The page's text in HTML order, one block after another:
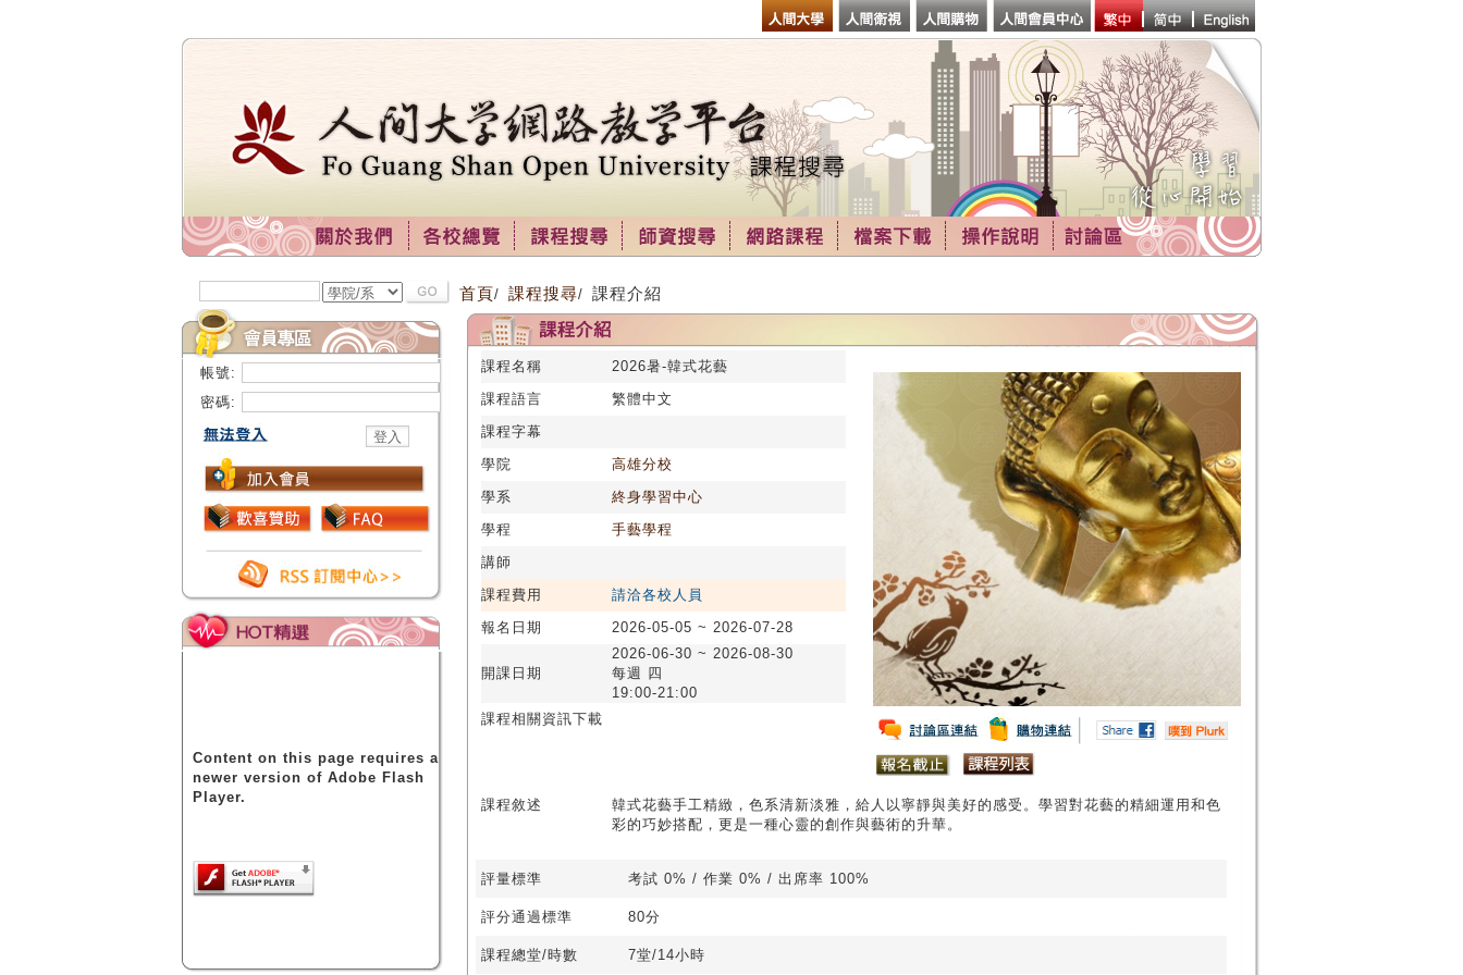
帳號:
密碼:
Content on this page requires a
newer version of Adobe Flash
Player.
首頁/ 課程搜尋/ 課程介紹
課程名稱
2026暑-韓式花藝
課程語言
繁體中文
課程字幕
學院
高雄分校
學系
終身學習中心
學程
手藝學程
講師
課程費用
請洽各校人員
報名日期
2026-05-05 ~ 2026-07-28
開課日期
2026-06-30 ~ 2026-08-30
每週 四
19:00-21:00
課程相關資訊下載
課程敘述
韓式花藝手工精緻，色系清新淡雅，給人以寧靜與美好的感受。學習對花藝的精細運用和色
彩的巧妙搭配，更是一種心靈的創作與藝術的升華。
評量標準 考試 0% / 作業 0% / 出席率 100%
評分通過標準 80分
課程總堂/時數 7堂/14小時